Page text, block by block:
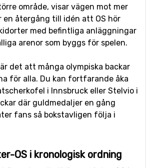
område, visar vägen mot mer
en återgång till idén att OS hör
med befintliga anläggningar
arenor som byggs för spelen.
det att många olympiska backar
för alla. Du kan fortfarande åka
i Innsbruck eller Stelvio i
där guldmedaljer en gång
fans så bokstavligen följa i
OS i kronologisk ordning